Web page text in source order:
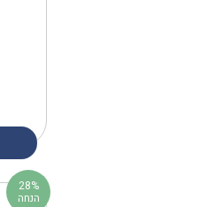
28%
הנחה